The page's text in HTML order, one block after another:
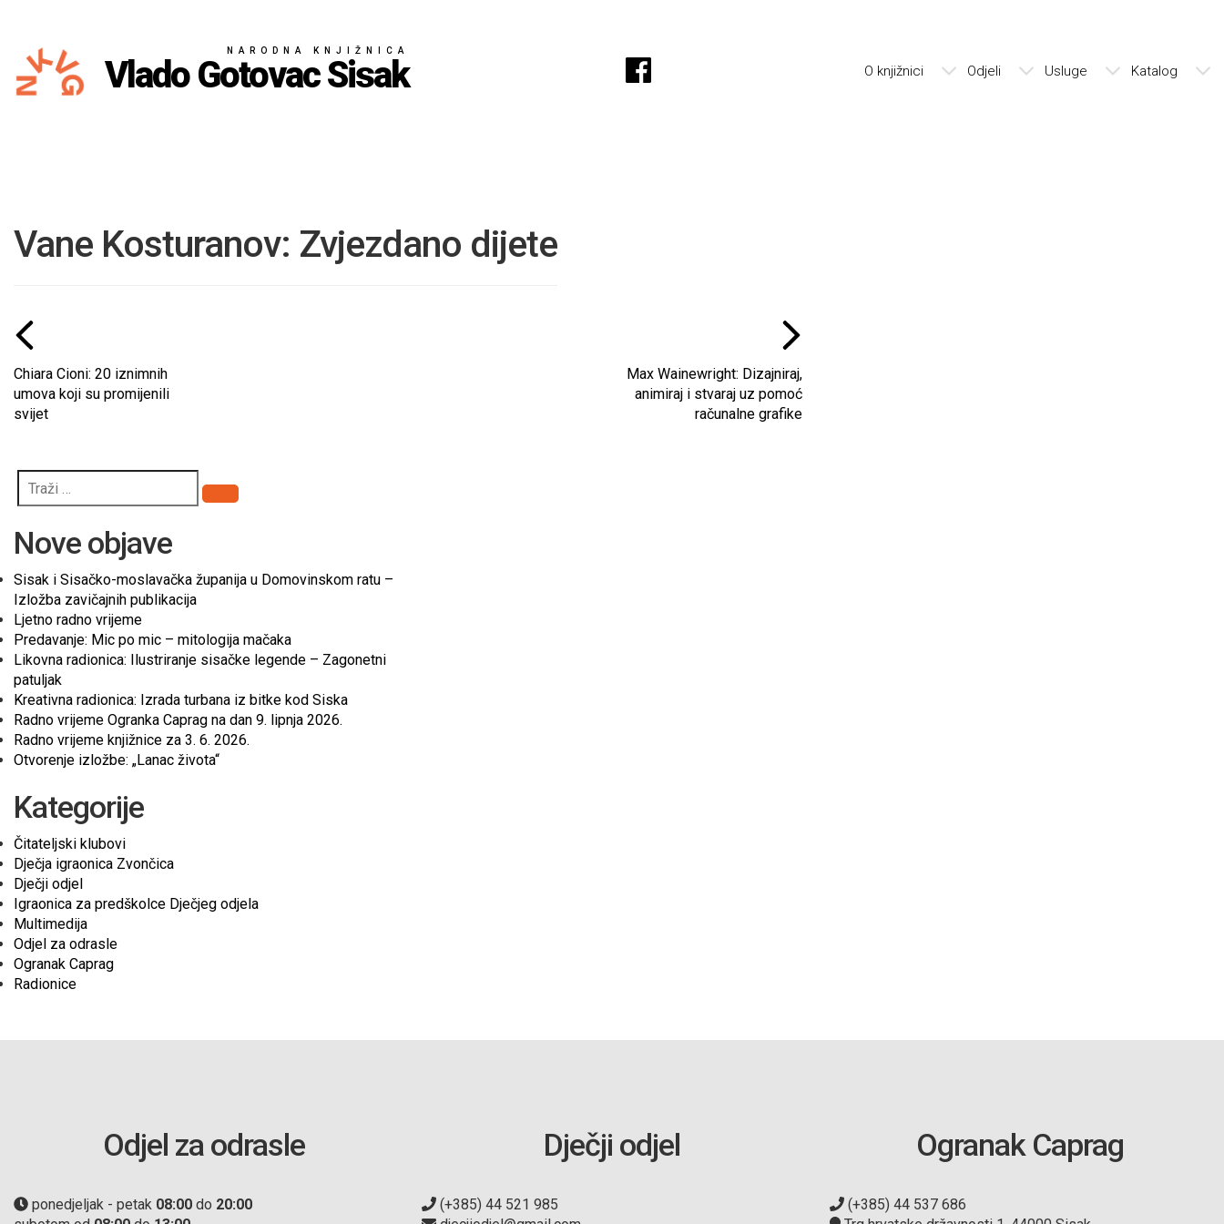
NARODNA KNJIŽNICA
Vlado Gotovac Sisak O knjižnici Odjeli Usluge Katalog
Vane Kosturanov: Zvjezdano dijete
Chiara Cioni: 20 iznimnih
umova koji su promijenili
svijet
Max Wainewright: Dizajniraj,
animiraj i stvaraj uz pomoć
računalne grafike
Pretraži
Nove objave
Sisak i Sisačko-moslavačka županija u Domovinskom ratu –
Izložba zavičajnih publikacija
Ljetno radno vrijeme
Predavanje: Mic po mic – mitologija mačaka
Likovna radionica: Ilustriranje sisačke legende – Zagonetni
patuljak
Kreativna radionica: Izrada turbana iz bitke kod Siska
Radno vrijeme Ogranka Caprag na dan 9. lipnja 2026.
Radno vrijeme knjižnice za 3. 6. 2026.
Otvorenje izložbe: „Lanac života“
Kategorije
Čitateljski klubovi
Dječja igraonica Zvončica
Dječji odjel
Igraonica za predškolce Dječjeg odjela
Multimedija
Odjel za odrasle
Ogranak Caprag
Radionice
Odjel za odrasle
ponedjeljak - petak 08:00 do 20:00
Dječji odjel
(+385) 44 521 985
Ogranak Caprag
(+385) 44 537 686